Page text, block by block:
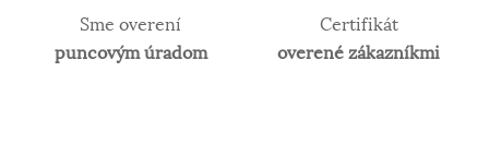
Sme overení
puncovým úradom
Certifikát
overené zákazníkmi